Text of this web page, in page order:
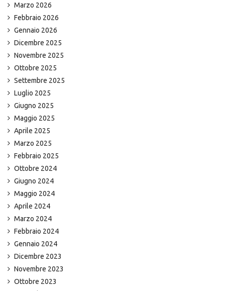
Marzo 2026
Febbraio 2026
Gennaio 2026
Dicembre 2025
Novembre 2025
Ottobre 2025
Settembre 2025
Luglio 2025
Giugno 2025
Maggio 2025
Aprile 2025
Marzo 2025
Febbraio 2025
Ottobre 2024
Giugno 2024
Maggio 2024
Aprile 2024
Marzo 2024
Febbraio 2024
Gennaio 2024
Dicembre 2023
Novembre 2023
Ottobre 2023